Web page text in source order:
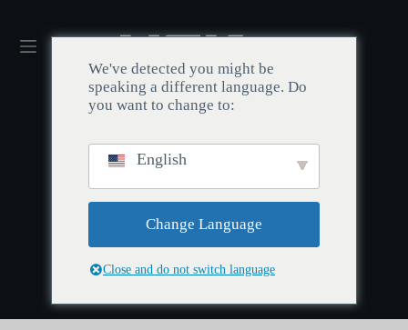
Casa / Maorbeng
Maorbeng
We've detected you might be
speaking a different language. Do
you want to change to:
English
Change Language
Close and do not switch language